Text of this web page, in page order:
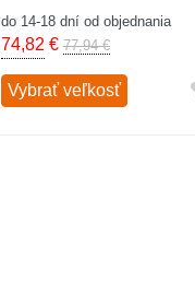
do 14-18 dní od objednania
74,82 € 77,94 €
Vybrať veľkosť